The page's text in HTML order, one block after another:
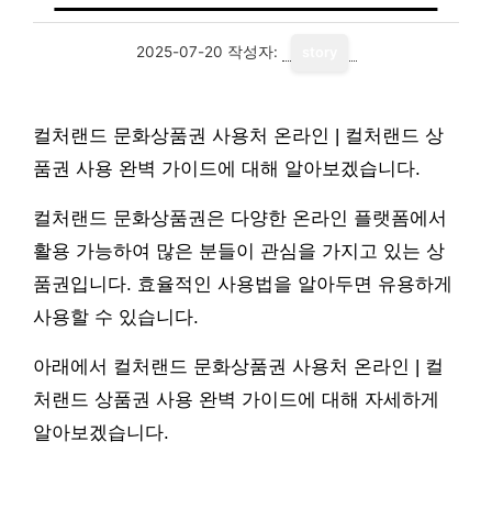
2025-07-20 작성자:
컬처랜드 문화상품권 사용처 온라인 | 컬처랜드 상
품권 사용 완벽 가이드에 대해 알아보겠습니다.
컬처랜드 문화상품권은 다양한 온라인 플랫폼에서
활용 가능하여 많은 분들이 관심을 가지고 있는 상
품권입니다. 효율적인 사용법을 알아두면 유용하게
사용할 수 있습니다.
아래에서 컬처랜드 문화상품권 사용처 온라인 | 컬
처랜드 상품권 사용 완벽 가이드에 대해 자세하게
알아보겠습니다.